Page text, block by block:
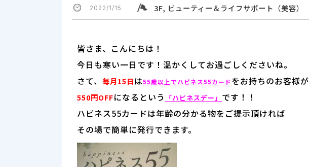
2022/1/15 3F, ビューティー＆ライフサポート（美容）
皆さま、こんにちは！
今日も寒い一日です！温かくしてお過ごしくださいね。
さて、 毎月15日は55歳以上でハピネス55カードをお持ちのお客様が
550円OFFになるという 「ハピネスデー」 です！！
ハピネス55カードは年齢の分かる物をご提示頂ければ
その場で簡単に発行できます。